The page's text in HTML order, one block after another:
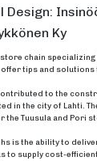
Design:
Ky
chain
tips and
to the
in the city of Lahti.
Tuusula and Pori
is the ability to
to supply cost-